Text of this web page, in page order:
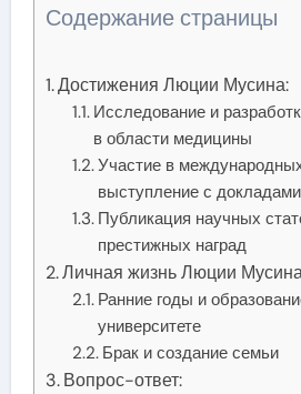
Содержание страницы
Достижения Люции Мусина:
Исследование и
в области медицины
Участие в
выступление с докладами
Публикация научных
престижных наград
Личная жизнь Люции
Ранние годы и
университете
Брак и создание семьи
Вопрос-ответ: